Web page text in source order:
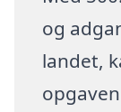
og
landet,